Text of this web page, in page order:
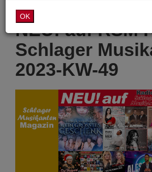
NEU! auf RSM
Schlager
2023-KW-49
OK